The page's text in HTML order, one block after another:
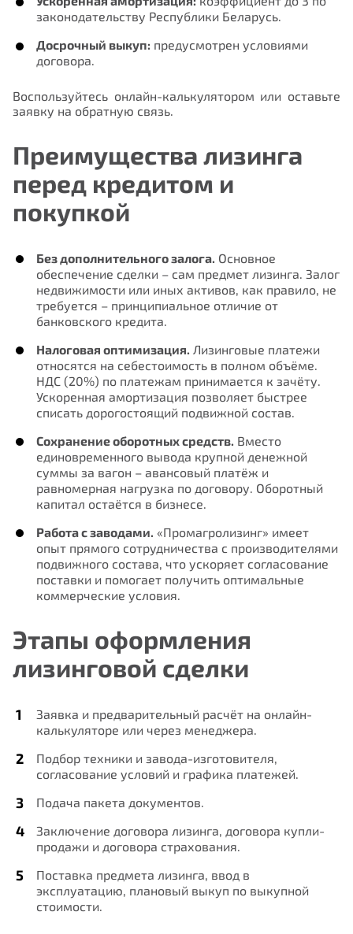
законодательству Республики Беларусь.
Досрочный выкуп: предусмотрен условиями
договора.
Воспользуйтесь онлайн-калькулятором или оставьте
заявку на обратную связь.
Преимущества лизинга
перед кредитом и
покупкой
Без дополнительного залога. Основное
обеспечение сделки – сам предмет лизинга. Залог
недвижимости или иных активов, как правило, не
требуется – принципиальное отличие от
банковского кредита.
Налоговая оптимизация. Лизинговые платежи
относятся на себестоимость в полном объёме.
НДС (20%) по платежам принимается к зачёту.
Ускоренная амортизация позволяет быстрее
списать дорогостоящий подвижной состав.
Сохранение оборотных средств. Вместо
единовременного вывода крупной денежной
суммы за вагон – авансовый платёж и
равномерная нагрузка по договору. Оборотный
капитал остаётся в бизнесе.
Работа с заводами. «Промагролизинг» имеет
опыт прямого сотрудничества с производителями
подвижного состава, что ускоряет согласование
поставки и помогает получить оптимальные
коммерческие условия.
Этапы оформления
лизинговой сделки
Заявка и предварительный расчёт на онлайн-
калькуляторе или через менеджера.
Подбор техники и завода-изготовителя,
согласование условий и графика платежей.
Подача пакета документов.
Заключение договора лизинга, договора купли-
продажи и договора страхования.
Поставка предмета лизинга, ввод в
эксплуатацию, плановый выкуп по выкупной
стоимости.
Нам важно Ваше мнение. Здесь Вы
можете отправить предложения о